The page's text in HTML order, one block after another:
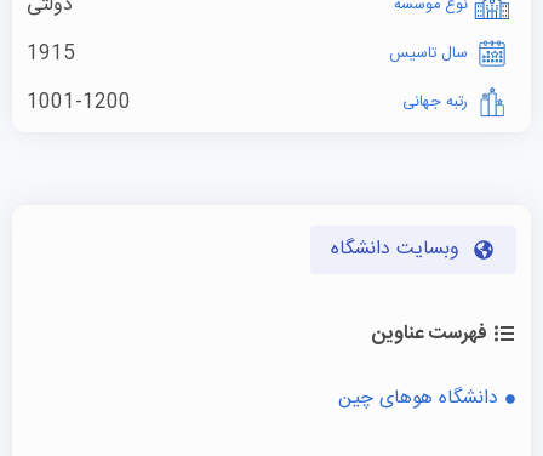
سال تاسیس 1915
رتبه جهانی 1001-1200
وبسایت دانشگاه
فهرست عناوین
دانشگاه هوهای چین